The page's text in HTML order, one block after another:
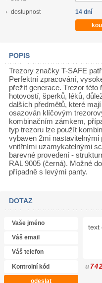
dostupnost
14 dní
POPIS
Trezory značky T-SAFE
Perfektní zpracování,
přežít generace. Trezor
hotovostí, šperků, léků,
dalších předmětů, které
osazován klíčovým
kombinačním zámkem,
typ trezoru lze použít
vybaven 2mi
vnitřními uzamykatelnými
barevné provedení -
RAL 9005 (černá). Možné
případně s levými panty.
DOTAZ
u 74